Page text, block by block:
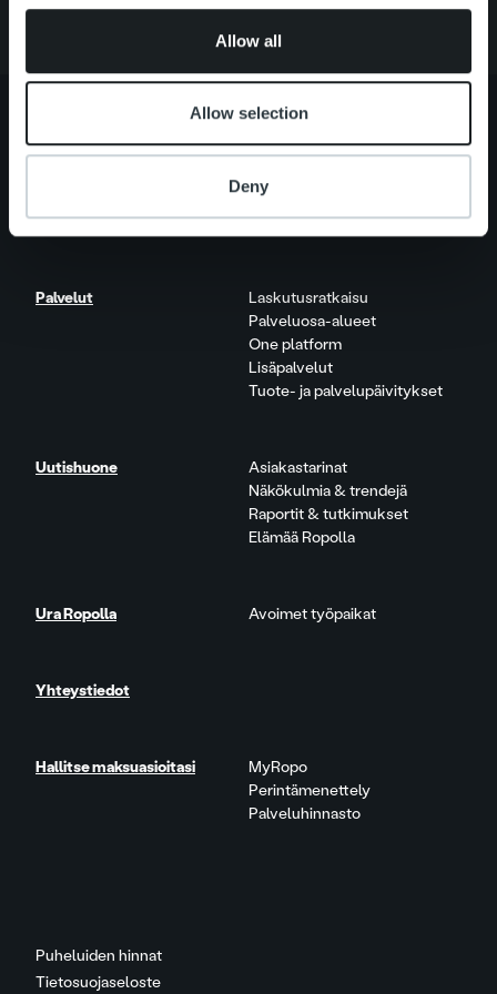
Allow all
Allow selection
Deny
Puheluiden hinnat
Tietosuojaseloste
Ihmiset ja kulttuurimme
Vastuullisuus
Palvelut
Laskutusratkaisu
Palveluosa-alueet
One platform
Lisäpalvelut
Tuote- ja palvelupäivitykset
Uutishuone
Asiakastarinat
Näkökulmia & trendejä
Raportit & tutkimukset
Elämää Ropolla
Ura Ropolla Avoimet työpaikat
Yhteystiedot
Hallitse maksuasioitasi
MyRopo
Perintämenettely
Palveluhinnasto